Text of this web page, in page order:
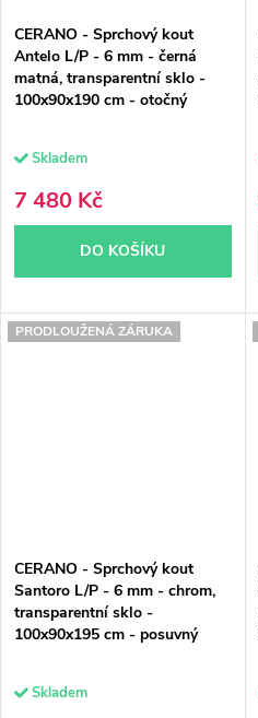
CERANO - Sprchový kout
Antelo L/P - 6 mm - černá
matná, transparentní sklo -
100x90x190 cm - otočný
Skladem
7 480 Kč
DO KOŠÍKU
PRODLOUŽENÁ ZÁRUKA
CERANO - Sprchový kout
Santoro L/P - 6 mm - chrom,
transparentní sklo -
100x90x195 cm - posuvný
Skladem